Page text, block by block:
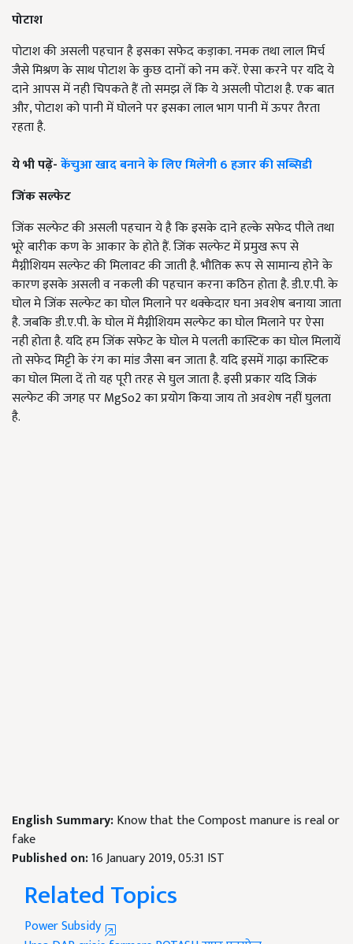
पोटाश
पोटाश की असली पहचान है इसका सफेद कड़ाका. नमक तथा लाल मिर्च
जैसे मिश्रण के साथ पोटाश के कुछ दानों को नम करें. ऐसा करने पर यदि ये
दाने आपस में नही चिपकते हैं तो समझ लें कि ये असली पोटाश है. एक बात
और, पोटाश को पानी में घोलने पर इसका लाल भाग पानी में ऊपर तैरता
रहता है.
ये भी पढ़ें-केंचुआ खाद बनाने के लिए मिलेगी 6 हजार की सब्सिडी
जिंक सल्फेट
जिंक सल्फेट की असली पहचान ये है कि इसके दाने हल्के सफेद पीले तथा
भूरे बारीक कण के आकार के होते हैं. जिंक सल्फेट में प्रमुख रूप से
मैग्नीशियम सल्फेट की मिलावट की जाती है. भौतिक रूप से सामान्य होने के
कारण इसके असली व नकली की पहचान करना कठिन होता है. डी.ए.पी. के
घोल मे जिंक सल्फेट का घोल मिलाने पर थक्केदार घना अवशेष बनाया जाता
है. जबकि डी.ए.पी. के घोल में मैग्नीशियम सल्फेट का घोल मिलाने पर ऐसा
नही होता है. यदि हम जिंक सफेट के घोल मे पलती कास्टिक का घोल मिलायें
तो सफेद मिट्टी के रंग का मांड जैसा बन जाता है. यदि इसमें गाढ़ा कास्टिक
का घोल मिला दें तो यह पूरी तरह से घुल जाता है. इसी प्रकार यदि जिकं
सल्फेट की जगह पर MgSo2 का प्रयोग किया जाय तो अवशेष नहीं घुलता
है.
English Summary:Know that the Compost manure is real or
fake
Published on:16 January 2019, 05:31 IST
Related Topics
Power Subsidy